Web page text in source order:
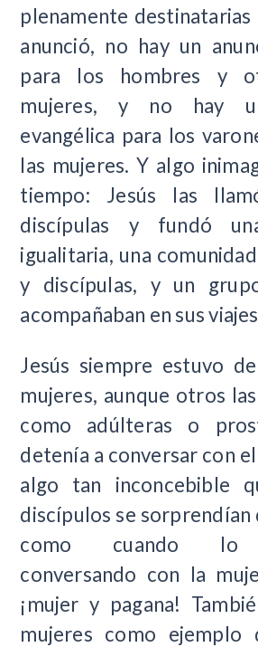
plenamente destinatarias
anunció, no hay un
para los hombres y
mujeres, y no hay
evangélica para los
las mujeres. Y algo
tiempo: Jesús las
discípulas y fundó
igualitaria, una
y discípulas, y un
acompañaban en sus
Jesús siempre estuvo
mujeres, aunque otros
como adúlteras o
detenía a conversar con
algo tan inconcebible
discípulos se sorprendían
como cuando lo
conversando con la
¡mujer y pagana!
mujeres como